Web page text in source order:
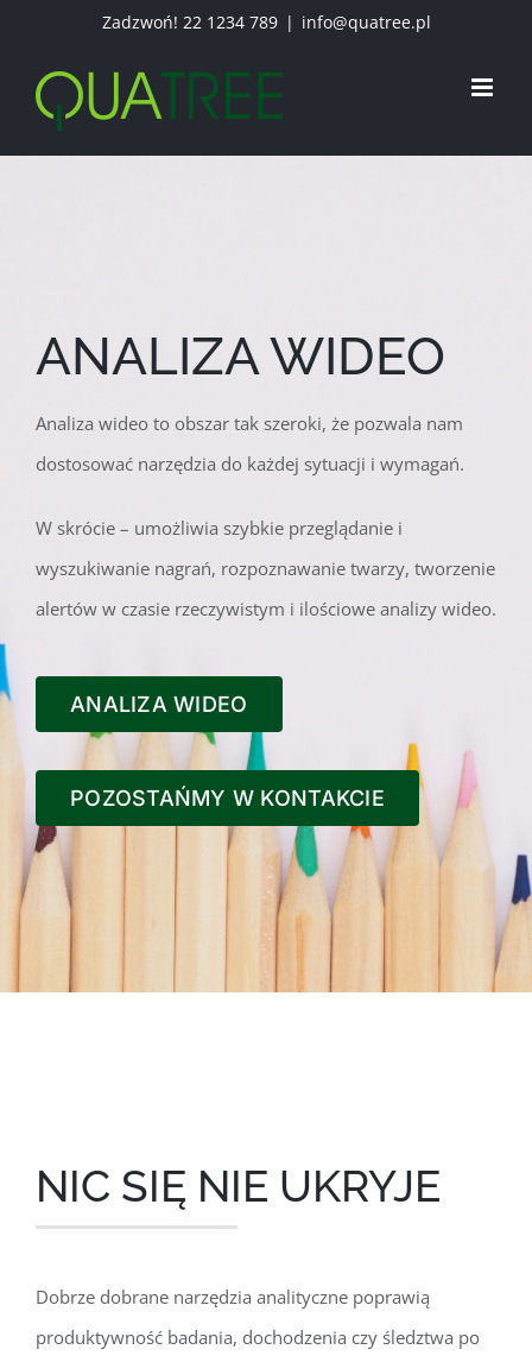
zawartości
Zadzwoń! 22 1234 789 | info@quatree.pl
ANALIZA WIDEO
Analiza wideo to obszar tak szeroki, że pozwala nam
dostosować narzędzia do każdej sytuacji i wymagań.
W skrócie – umożliwia szybkie przeglądanie i
wyszukiwanie nagrań, rozpoznawanie twarzy, tworzenie
alertów w czasie rzeczywistym i ilościowe analizy wideo.
ANALIZA WIDEO
POZOSTAŃMY W KONTAKCIE
NIC SIĘ NIE UKRYJE
Dobrze dobrane narzędzia analityczne poprawią
produktywność badania, dochodzenia czy śledztwa po